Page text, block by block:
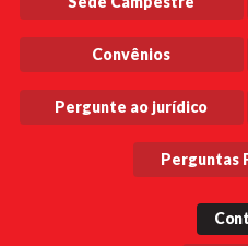
Convênios
Pergunte ao jurídico
Perguntas